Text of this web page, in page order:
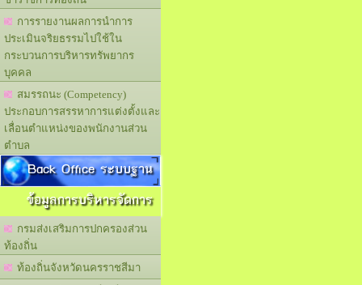
การรายงานผลการนำการ
ประเมินจริยธรรมไปใช้ใน
กระบวนการบริหารทรัพยากร
บุคคล
สมรรถนะ (Competency)
ประกอบการสรรหาการแต่งตั้งและ
เลื่อนตำแหน่งของพนักงานส่วน
ตำบล
Back Office ระบบฐาน
ข้อมูลการบริหารจัดการ
กรมส่งเสริมการปกครองส่วน
ท้องถิ่น
ท้องถิ่นจังหวัดนครราชสีมา